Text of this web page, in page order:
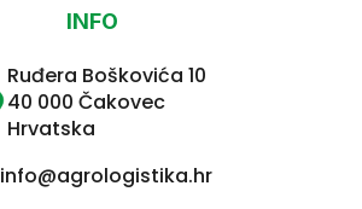
INFO
Ruđera Boškovića 10
40 000 Čakovec
Hrvatska
info@agrologistika.hr